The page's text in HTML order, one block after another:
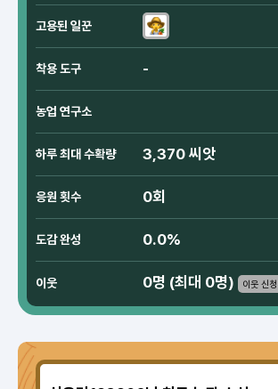
고용된 일꾼
착용 도구 -
농업 연구소
하루 최대 수확량 3,370 씨앗
응원 횟수 0회
도감 완성 0.0%
이웃 0명 (최대 0명) 이웃 신